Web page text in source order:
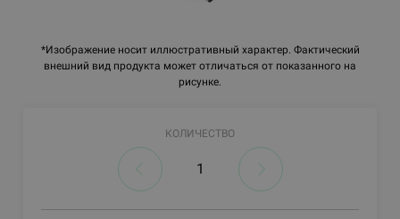
*Изображение носит иллюстративный характер. Фактический
внешний вид продукта может отличаться от показанного на
рисунке.
КОЛИЧЕСТВО